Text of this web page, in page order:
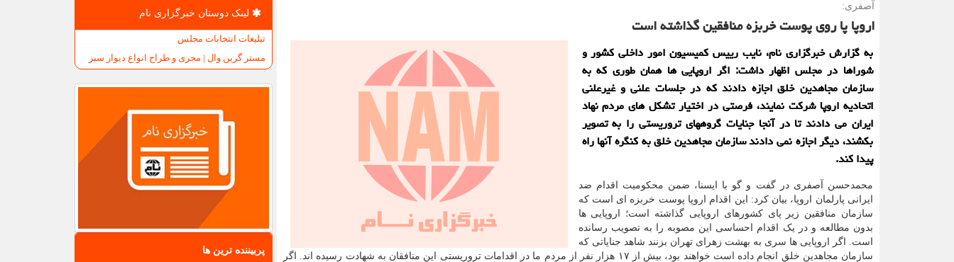
آصفری:
اروپا پا روی پوست خربزه منافقین گذاشته است
به گزارش خبرگزاری نام، نایب رییس کمیسیون امور داخلی کشور و
شوراها در مجلس اظهار داشت: اگر اروپایی ها همان طوری که به
سازمان مجاهدین خلق اجازه دادند که در جلسات علنی و غیرعلنی
اتحادیه اروپا شرکت نمایند، فرصتی در اختیار تشکل های مردم نهاد
ایران می دادند تا در آنجا جنایات گروههای تروریستی را به تصویر
بکشند، دیگر اجازه نمی دادند سازمان مجاهدین خلق به کنگره آنها راه
پیدا کند.
محمدحسن آصفری در گفت و گو با ایسنا، ضمن محکومیت اقدام ضد
ایرانی پارلمان اروپا، بیان کرد: این اقدام اروپا پوست خربزه ای است که
سازمان منافقین زیر پای کشورهای اروپایی گذاشته است؛ اروپایی ها
بدون مطالعه و در یک اقدام احساسی این مصوبه را به تصویب رسانده
است. اگر اروپایی ها سری به بهشت زهرای تهران بزنند شاهد جنایاتی که
سازمان مجاهدین خلق انجام داده است خواهند بود، بیش از ۱۷ هزار نفر از مردم ما در اقدامات تروریستی این منافقان به شهادت رسیده اند. اگر
لینک دوستان خبرگزاری نام
تبلیغات انتخابات مجلس
مستر گرین وال | مجری و طراح انواع دیوار سبز
پربیننده ترین ها